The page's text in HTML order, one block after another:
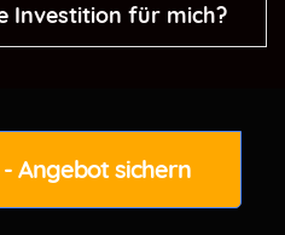
Du zu einem Super
Investition für mich?
Methoden rockst Du
Angebot sichern